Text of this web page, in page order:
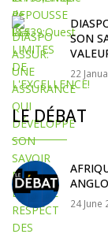
SON
22
LE DÉBAT
24 June